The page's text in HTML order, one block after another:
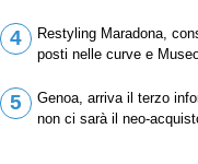
4
Restyling Maradona,
posti nelle curve e
5
Genoa, arriva il terzo
non ci sarà il neo-